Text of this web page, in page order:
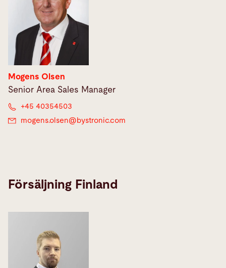
Mogens Olsen
Senior Area Sales Manager
+45 40354503
mogens.olsen@ bystronic.com
Försäljning Finland